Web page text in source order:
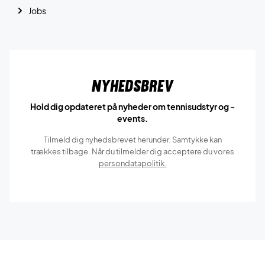
Jobs
Nyhedsbrev
Hold dig opdateret på nyheder om tennisudstyr og -
events.
Tilmeld dig nyhedsbrevet herunder. Samtykke kan
trækkes tilbage. Når du tilmelder dig acceptere du vores
persondatapolitik.